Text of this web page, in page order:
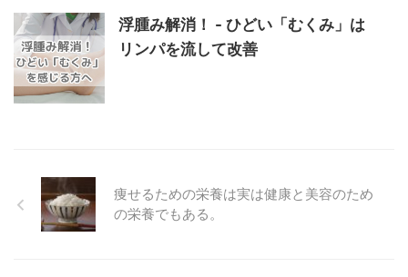
浮腫み解消！ - ひどい「むくみ」は
リンパを流して改善
痩せるための栄養は実は健康と美容のため
の栄養でもある。